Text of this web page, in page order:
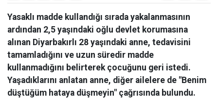
Yasaklı madde kullandığı sırada yakalanmasının
ardından 2,5 yaşındaki oğlu devlet korumasına
alınan Diyarbakırlı 28 yaşındaki anne, tedavisini
tamamladığını ve uzun süredir madde
kullanmadığını belirterek çocuğunu geri istedi.
Yaşadıklarını anlatan anne, diğer ailelere de "Benim
düştüğüm hataya düşmeyin" çağrısında bulundu.